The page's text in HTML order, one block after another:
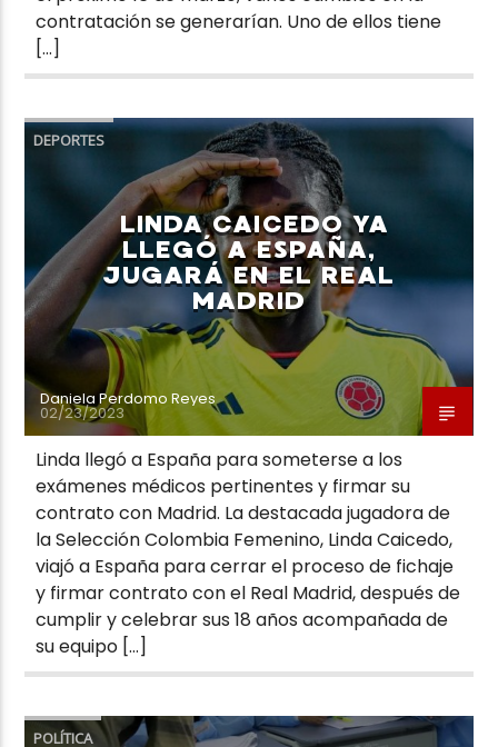
contratación se generarían. Uno de ellos tiene
[…]
DEPORTES
LINDA CAICEDO YA
LLEGÓ A ESPAÑA,
JUGARÁ EN EL REAL
MADRID
Daniela Perdomo Reyes
02/23/2023
Linda llegó a España para someterse a los
exámenes médicos pertinentes y firmar su
contrato con Madrid. La destacada jugadora de
la Selección Colombia Femenino, Linda Caicedo,
viajó a España para cerrar el proceso de fichaje
y firmar contrato con el Real Madrid, después de
cumplir y celebrar sus 18 años acompañada de
su equipo […]
POLÍTICA